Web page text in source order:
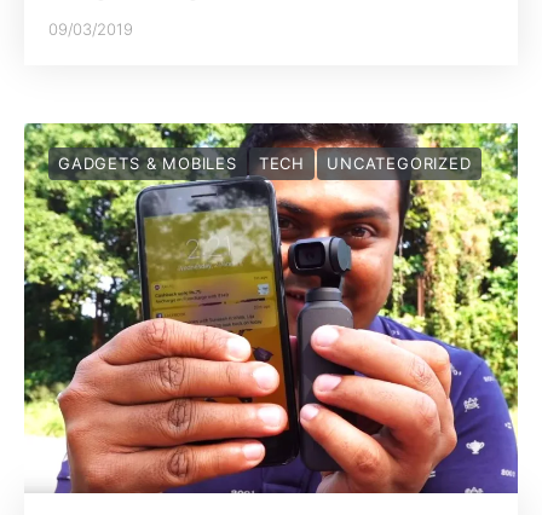
09/03/2019
GADGETS & MOBILES TECH UNCATEGORIZED